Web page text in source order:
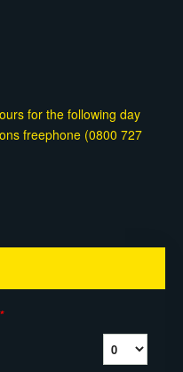
for the following day
freephone (0800 727
*